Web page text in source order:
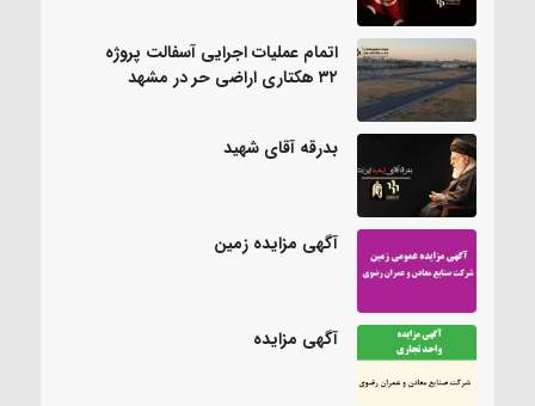
اتمام عملیات اجرایی آسفالت پروژه
۳۲ هکتاری اراضی حر در مشهد
بدرقه آقای شهید
آگهی مزایده زمین
آگهی مزایده